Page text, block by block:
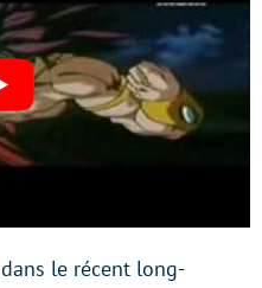
dans le récent long-